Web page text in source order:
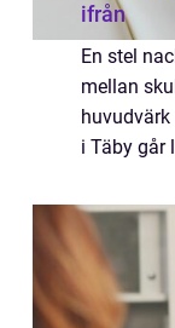
ifrån
En stel
mellan
i Täby går
kroppens